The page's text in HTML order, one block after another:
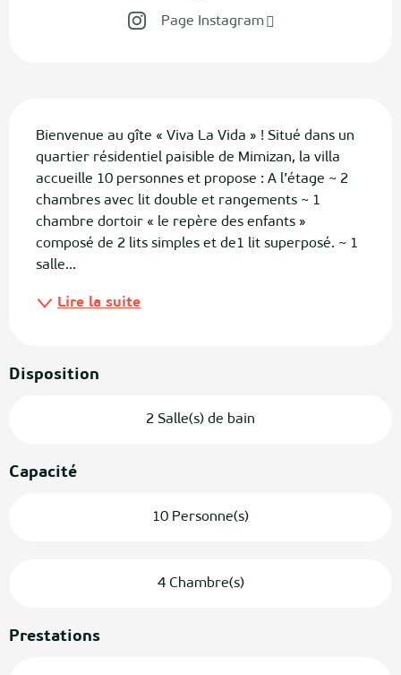
Page Instagram
Bienvenue au gîte « Viva La Vida » ! Situé dans un
quartier résidentiel paisible de Mimizan, la villa
accueille 10 personnes et propose : A l’étage ~ 2
chambres avec lit double et rangements ~ 1
chambre dortoir « le repère des enfants »
composé de 2 lits simples et de1 lit superposé. ~ 1
salle...
Lire la suite
Disposition
2 Salle(s) de bain
Capacité
10 Personne(s)
4 Chambre(s)
Prestations